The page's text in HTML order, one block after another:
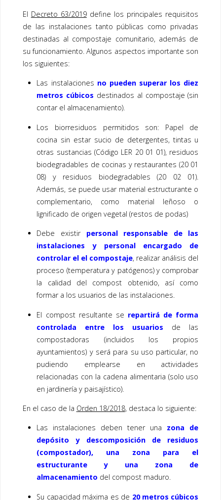
El Decreto 63/2019define los principales requisitos
de las instalaciones tanto públicas como privadas
destinadas al compostaje comunitario, además de
su funcionamiento. Algunos aspectos importante son
los siguientes:
Las instalaciones no pueden superar los diez
metros cúbicos destinados al compostaje (sin
contar el almacenamiento).
Los biorresiduos permitidos son: Papel de
cocina sin estar sucio de detergentes, tintas u
otras sustancias (Código LER 20 01 01), residuos
biodegradables de cocinas y restaurantes (20 01
08) y residuos biodegradables (20 02 01).
Además, se puede usar material estructurante o
complementario, como material leñoso o
lignificado de origen vegetal (restos de podas)
Debe existir personal responsable de las
instalaciones y personal encargado de
controlar el el compostaje, realizar análisis del
proceso (temperatura y patógenos) y comprobar
la calidad del compost obtenido, así como
formar a los usuarios de las instalaciones.
El compost resultante se repartirá de forma
controlada entre los usuarios
de las
compostadoras (incluidos los propios
ayuntamientos) y será para su uso particular, no
pudiendo emplearse en actividades
relacionadas con la cadena alimentaria (solo uso
en jardinería y paisajístico).
En el caso de la Orden 18/2018, destaca lo siguiente:
Las instalaciones deben tener una zona de
depósito y descomposición de residuos
(compostador), una zona para el
estructurante y una zona de
almacenamiento del compost maduro.
Su capacidad máxima es de 20 metros cúbicos